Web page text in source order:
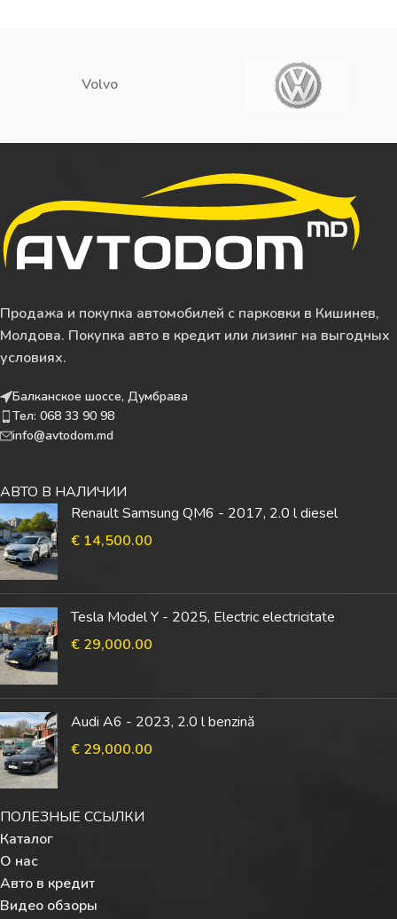
Volvo
Продажа и покупка автомобилей с парковки в Кишинев,
Молдова. Покупка авто в кредит или лизинг на выгодных
условиях.
Балканское шоссе, Думбрава
Тел: 068 33 90 98
info@avtodom.md
АВТО В НАЛИЧИИ
Renault Samsung QM6 - 2017, 2.0 l diesel
€ 14,500.00
Tesla Model Y - 2025, Electric electricitate
€ 29,000.00
Audi A6 - 2023, 2.0 l benzină
€ 29,000.00
ПОЛЕЗНЫЕ ССЫЛКИ
Каталог
О нас
Авто в кредит
Видео обзоры